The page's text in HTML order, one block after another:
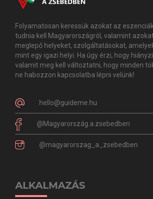
Folyamatosan keressük azokat az
tudnia kell Magyarországról, valamint
meglepő helyeket, szolgáltatásokat,
mint egy igazi helyi. Ha úgy érzi, hogy
valamit meg kell változtatni, hogy minden
ne habozzon kapcsolatba lépni velünk!
hello@guideme.hu
@Magyarország.a.zsebedben
@magyarorszag_a_zsebedben
ALKALMAZÁS